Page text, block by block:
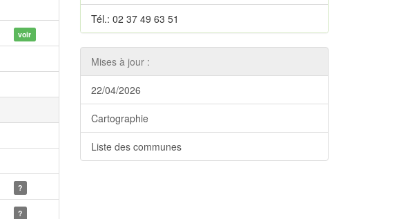
voir
?
?
Tél.: 02 37 49 63 51
Mises à jour :
22/04/2026
Cartographie
Liste des communes